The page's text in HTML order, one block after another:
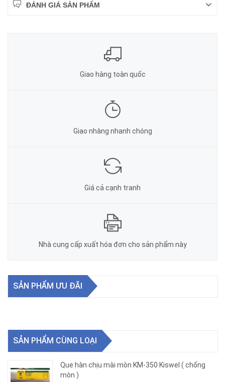
ĐÁNH GIÁ SẢN PHẨM
Giao hàng toàn quốc
Giao nhàng nhanh chóng
Giá cả cạnh tranh
Nhà cung cấp xuất hóa đơn cho sản phẩm này
SẢN PHẨM ƯU ĐÃI
SẢN PHẨM CÙNG LOẠI
Que hàn chịu mài mòn KM-350 Kiswel ( chống
mòn )